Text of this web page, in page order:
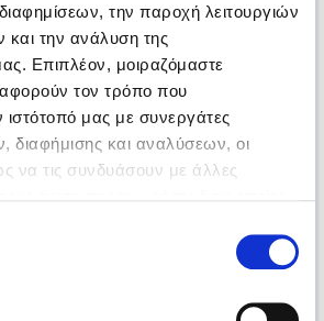
την παροχή λειτουργιών
την ανάλυση της
Επιπλέον, μοιραζόμαστε
τον τρόπο που
ιστότοπό μας με συνεργάτες
διαφήμισης και αναλύσεων, οι
να τις συνδυάσουν με άλλες
επισκέφθηκε η κ. Όλγα